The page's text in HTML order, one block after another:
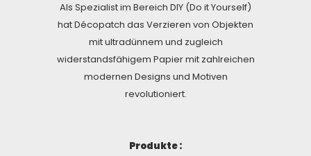
Als Spezialist im Bereich DIY (Do it Yourself)
hat Décopatch das Verzieren von Objekten
mit ultradünnem und zugleich
widerstandsfähigem Papier mit zahlreichen
modernen Designs und Motiven
revolutioniert.
Produkte :